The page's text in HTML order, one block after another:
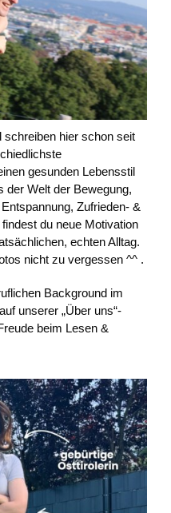
schreiben hier schon seit
gesunden Lebensstil
der Welt der Bewegung,
Zufrieden- &
du neue Motivation
echten Alltag.
nicht zu vergessen ^^ .
Background im
unserer „Über uns“-
beim Lesen &